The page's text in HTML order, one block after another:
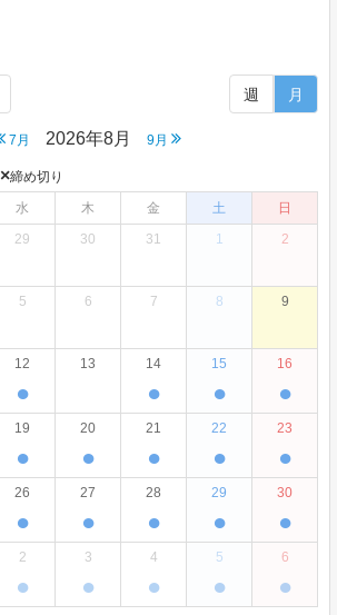
7月 2026年8月 9月
週 月
×締め切り
水 木 金 土
日
29 30 31 1 2
5 6 7 8 9
12
●
13 14
●
15
●
16
●
19
●
20
●
21
●
22
●
23
●
26
●
27
●
28
●
29
●
30
●
2
●
3
●
4
●
5
●
6
●